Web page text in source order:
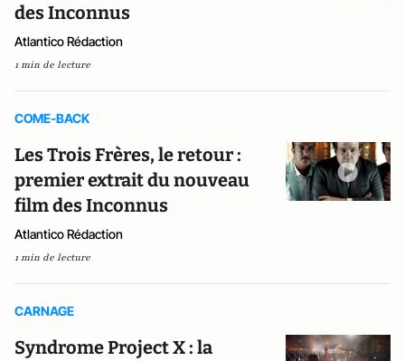
des Inconnus
Atlantico Rédaction
1 min de lecture
COME-BACK
Les Trois Frères, le retour :
premier extrait du nouveau
film des Inconnus
Atlantico Rédaction
1 min de lecture
CARNAGE
Syndrome Project X : la